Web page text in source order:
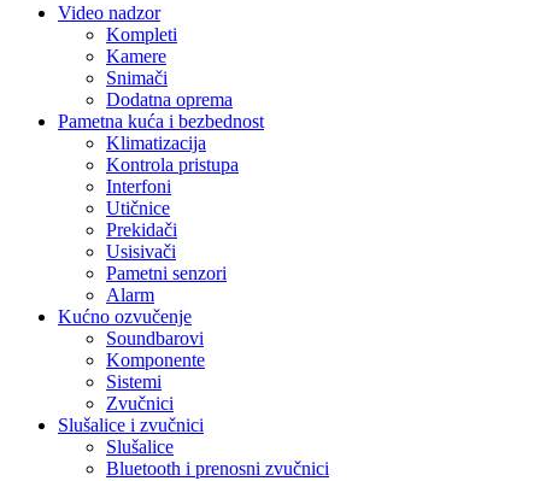
Video nadzor
Kompleti
Kamere
Snimači
Dodatna oprema
Pametna kuća i bezbednost
Klimatizacija
Kontrola pristupa
Interfoni
Utičnice
Prekidači
Usisivači
Pametni senzori
Alarm
Kućno ozvučenje
Soundbarovi
Komponente
Sistemi
Zvučnici
Slušalice i zvučnici
Slušalice
Bluetooth i prenosni zvučnici